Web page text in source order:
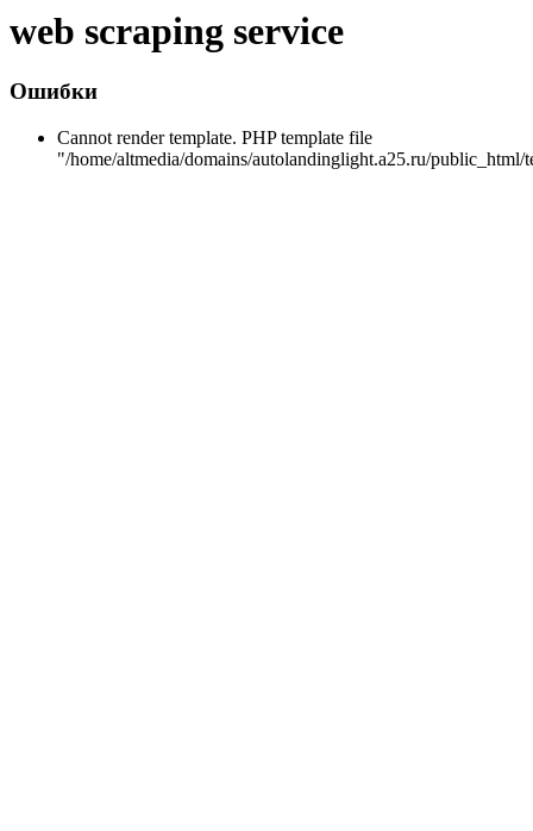
web scraping service
Ошибки
Cannot render template. PHP template file
"/home/altmedia/domains/autolandinglight.a25.ru/